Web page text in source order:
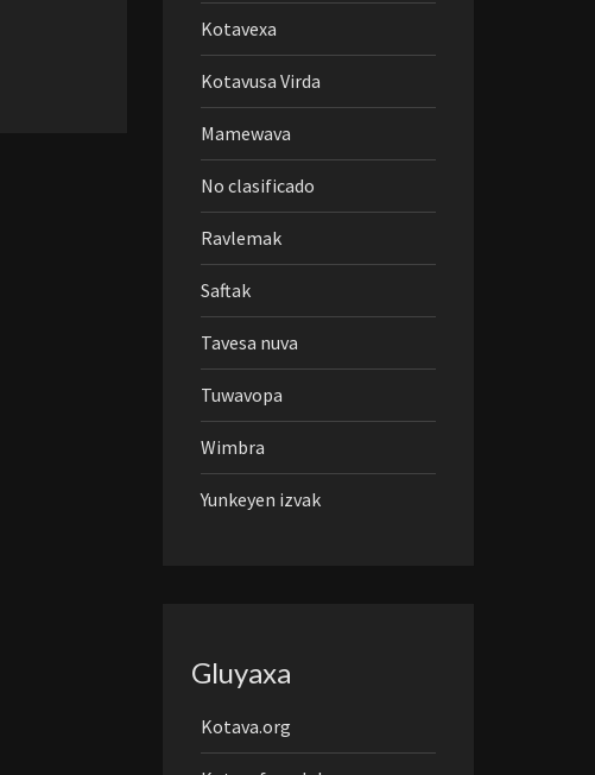
Kotavexa
Kotavusa Virda
Mamewava
No clasificado
Ravlemak
Saftak
Tavesa nuva
Tuwavopa
Wimbra
Yunkeyen izvak
Gluyaxa
Kotava.org